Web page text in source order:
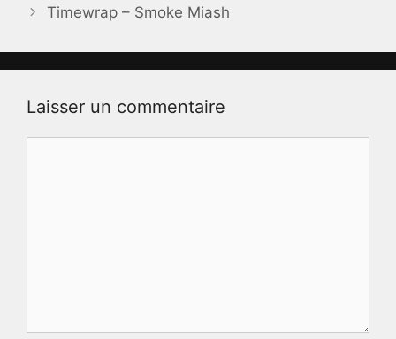
Timewrap – Smoke Miash
Laisser un commentaire